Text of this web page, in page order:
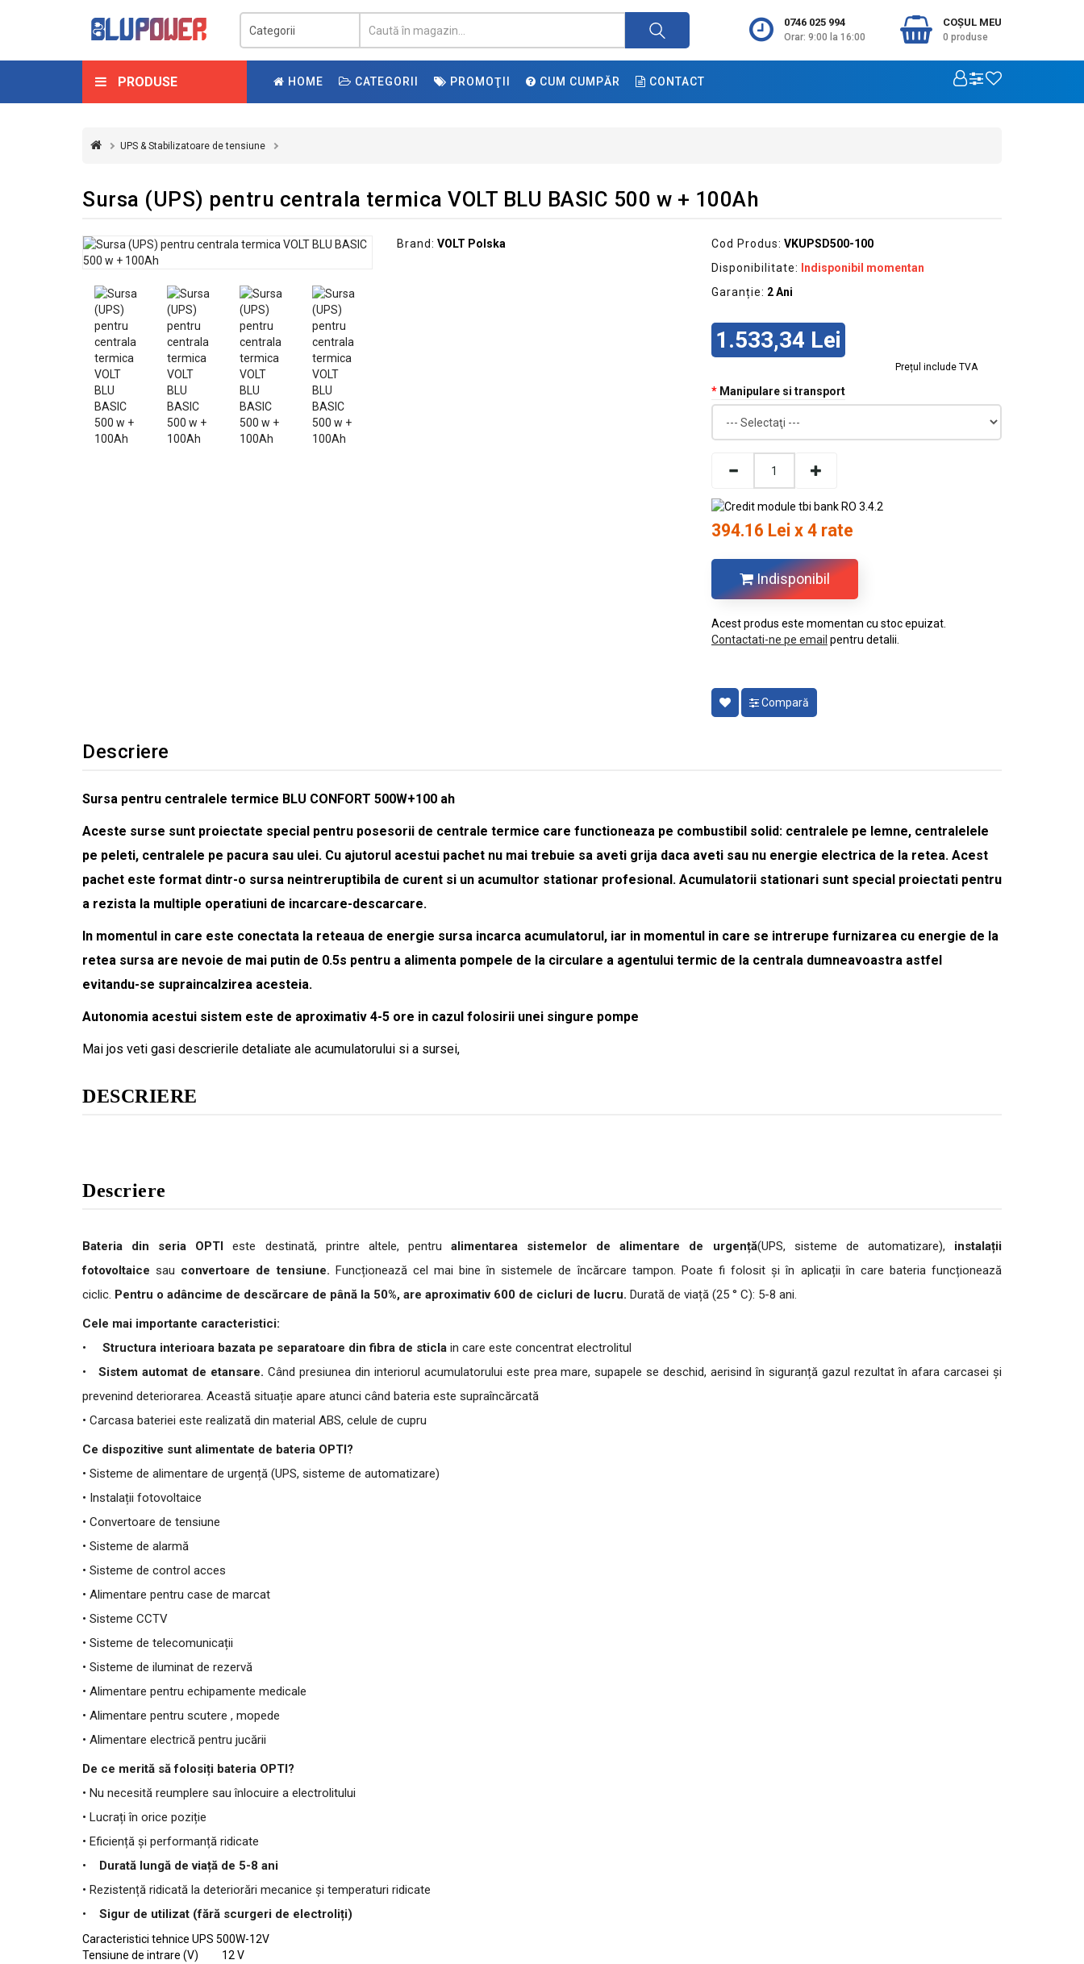
0746 025 994
Orar: 9:00 la 16:00
COŞUL MEU
0 produse
PRODUSE HOME CATEGORII PROMOŢII CUM CUMPĂR CONTACT
UPS & Stabilizatoare de tensiune
Sursa (UPS) pentru centrala termica VOLT BLU BASIC 500 w + 100Ah
Brand: VOLT Polska Cod Produs: VKUPSD500-100
Disponibilitate:
Indisponibil momentan
Garanție: 2 Ani
1.533,34 Lei
Prețul include TVA
Manipulare si transport
394.16 Lei x 4 rate
Indisponibil
Acest produs este momentan cu stoc epuizat.
Contactati-ne pe email pentru detalii.
Compară
Descriere
Sursa pentru centralele termice BLU CONFORT 500W+100 ah
Aceste surse sunt proiectate special pentru posesorii de centrale termice care functioneaza pe combustibil solid: centralele pe lemne, centralelele
pe peleti, centralele pe pacura sau ulei. Cu ajutorul acestui pachet nu mai trebuie sa aveti grija daca aveti sau nu energie electrica de la retea. Acest
pachet este format dintr-o sursa neintreruptibila de curent si un acumultor stationar profesional. Acumulatorii stationari sunt special proiectati pentru
a rezista la multiple operatiuni de incarcare-descarcare.
In momentul in care este conectata la reteaua de energie sursa incarca acumulatorul, iar in momentul in care se intrerupe furnizarea cu energie de la
retea sursa are nevoie de mai putin de 0.5s pentru a alimenta pompele de la circulare a agentului termic de la centrala dumneavoastra astfel
evitandu-se supraincalzirea acesteia.
Autonomia acestui sistem este de aproximativ 4-5 ore in cazul folosirii unei singure pompe
Mai jos veti gasi descrierile detaliate ale acumulatorului si a sursei,
DESCRIERE
Descriere
Bateria din seria OPTI este destinată, printre altele, pentrualimentarea sistemelor de alimentare de urgență(UPS, sisteme de automatizare), instalații
fotovoltaice sau convertoare de tensiune. Funcționează cel mai bine în sistemele de încărcare tampon. Poate fi folosit și în aplicații în care bateria funcționează
ciclic. Pentru o adâncime de descărcare de până la 50%, are aproximativ 600 de cicluri de lucru. Durată de viață (25 ° C): 5-8 ani.
Cele mai importante caracteristici:
• Structura interioara bazata pe separatoare din fibra de sticla in care este concentrat electrolitul
• Sistem automat de etansare. Când presiunea din interiorul acumulatorului este prea mare, supapele se deschid, aerisind în siguranță gazul rezultat în afara carcasei și
prevenind deteriorarea. Această situație apare atunci când bateria este supraîncărcată
• Carcasa bateriei este realizată din material ABS, celule de cupru
Ce dispozitive sunt alimentate de bateria OPTI?
• Sisteme de alimentare de urgență (UPS, sisteme de automatizare)
• Instalații fotovoltaice
• Convertoare de tensiune
• Sisteme de alarmă
• Sisteme de control acces
• Alimentare pentru case de marcat
• Sisteme CCTV
• Sisteme de telecomunicații
• Sisteme de iluminat de rezervă
• Alimentare pentru echipamente medicale
• Alimentare pentru scutere , mopede
• Alimentare electrică pentru jucării
De ce merită să folosiți bateria OPTI?
• Nu necesită reumplere sau înlocuire a electrolitului
• Lucrați în orice poziție
• Eficiență și performanță ridicate
•
Durată lungă de viață de 5-8 ani
• Rezistență ridicată la deteriorări mecanice și temperaturi ridicate
•
Sigur de utilizat (fără scurgeri de electroliți)
Caracteristici tehnice UPS 500W-12V
Tensiune de intrare (V)
12 V